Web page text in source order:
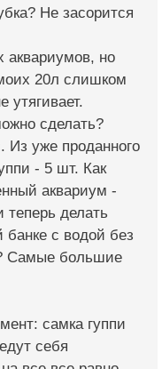
Не засорится
аквариумов, но
20л слишком
утягивает.
сделать?
Из уже проданного
- 5 шт. Как
аквариум -
делать
с водой без
Самые большие
самка гуппи
себя